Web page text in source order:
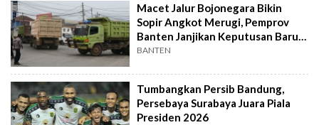
Macet Jalur Bojonegara Bikin
Sopir Angkot Merugi, Pemprov
Banten Janjikan Keputusan Baru 4
Hari Lagi
BANTEN
Tumbangkan Persib Bandung,
Persebaya Surabaya Juara Piala
Presiden 2026